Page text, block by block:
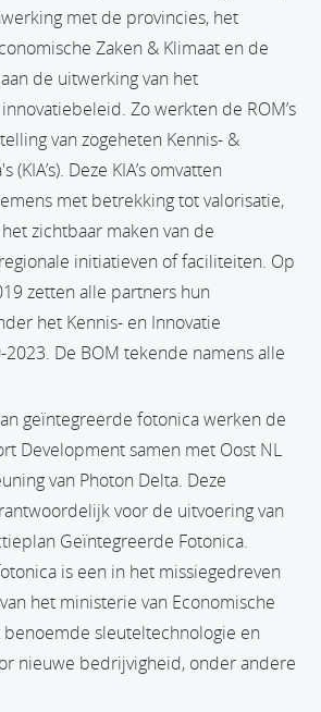
met de provincies, het
Zaken & Klimaat en de
de uitwerking van het
Zo werkten de ROM’s
van zogeheten Kennis- &
(KIA’s). Deze KIA’s omvatten
met betrekking tot valorisatie,
zichtbaar maken van de
initiatieven of faciliteiten. Op
zetten alle partners hun
het Kennis- en Innovatie
2023. De BOM tekende namens alle
geïntegreerde fotonica werken de
Development samen met Oost NL
van Photon Delta. Deze
voor de uitvoering van
Geïntegreerde Fotonica.
is een in het missiegedreven
het ministerie van Economische
benoemde sleuteltechnologie en
nieuwe bedrijvigheid, onder andere